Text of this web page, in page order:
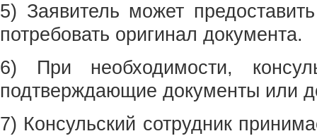
5) Заявитель может
потребовать оригинал документа.
6) При необходимости,
подтверждающие документы или
7) Консульский сотрудник